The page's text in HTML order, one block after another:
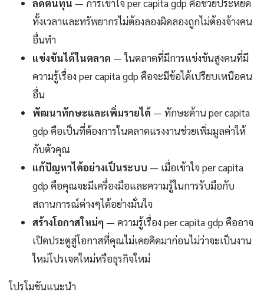
ลดต้นทุน — การเข้าใจ per capita gdp คือช่วยประหยัด
ทั้งเวลาและทรัพยากรไม่ต้องลองผิดลองถูกไม่ต้องจ้างคน
อื่นทำ
แข่งขันได้ในตลาด — ในตลาดที่มีการแข่งขันสูงคนที่มี
ความรู้เรื่อง per capita gdp คือจะมีข้อได้เปรียบเหนือคน
อื่น
พัฒนาทักษะและเพิ่มรายได้ — ทักษะด้าน per capita
gdp คือเป็นที่ต้องการในตลาดแรงงานช่วยเพิ่มมูลค่าให้
กับตัวคุณ
แก้ปัญหาได้อย่างเป็นระบบ — เมื่อเข้าใจ per capita
gdp คือคุณจะมีเครื่องมือและความรู้ในการรับมือกับ
สถานการณ์ต่างๆได้อย่างมั่นใจ
สร้างโอกาสใหม่ๆ — ความรู้เรื่อง per capita gdp คืออาจ
เปิดประตูสู่โอกาสที่คุณไม่เคยคิดมาก่อนไม่ว่าจะเป็นงาน
ใหม่โปรเจคใหม่หรือธุรกิจใหม่
โปรโมชันแนะนำ